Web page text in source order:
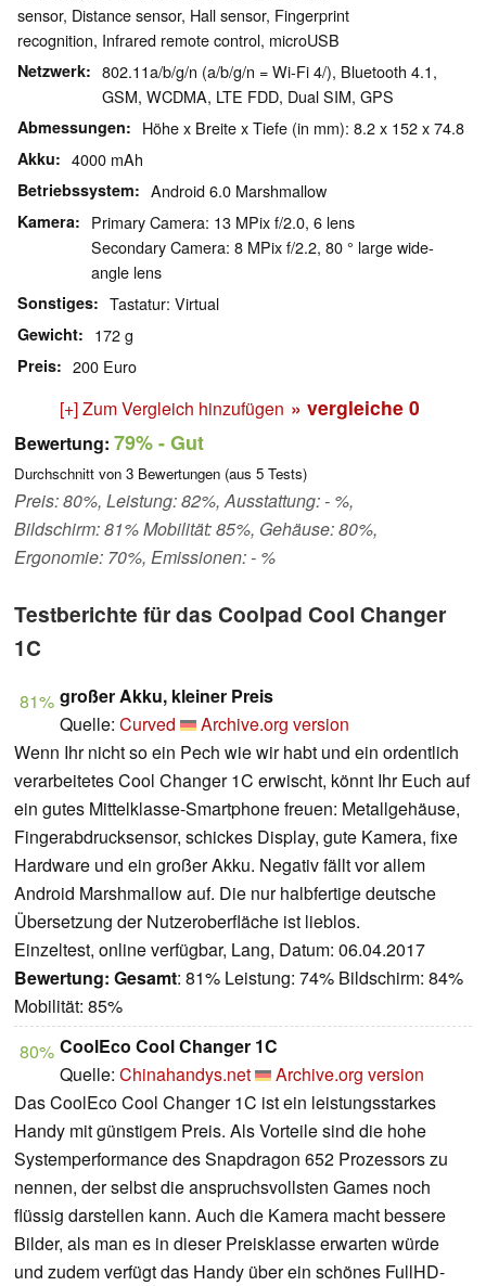
sensor, Distance sensor, Hall sensor, Fingerprint
recognition, Infrared remote control, microUSB
Netzwerk
802.11a/b/g/n (a/b/g/n = Wi-Fi 4/), Bluetooth 4.1,
GSM, WCDMA, LTE FDD, Dual SIM, GPS
Abmessungen Höhe x Breite x Tiefe (in mm): 8.2 x 152 x 74.8
Akku 4000 mAh
Betriebssystem Android 6.0 Marshmallow
Kamera
Primary Camera: 13 MPix f/2.0, 6 lens
Secondary Camera: 8 MPix f/2.2, 80 ° large wide-
angle lens
Sonstiges Tastatur: Virtual
Gewicht 172 g
Preis 200 Euro
[+] Zum Vergleich hinzufügen » vergleiche 0
Bewertung: 79%- Gut
Durchschnitt von 3 Bewertungen (aus 5 Tests)
Preis: 80%, Leistung: 82%, Ausstattung: - %,
Bildschirm: 81% Mobilität: 85%, Gehäuse: 80%,
Ergonomie: 70%, Emissionen: - %
Testberichte für das Coolpad Cool Changer
1C
81% großer Akku, kleiner Preis
Quelle: Curved
Archive.org version
Wenn Ihr nicht so ein Pech wie wir habt und ein ordentlich
verarbeitetes Cool Changer 1C erwischt, könnt Ihr Euch auf
ein gutes Mittelklasse-Smartphone freuen: Metallgehäuse,
Fingerabdrucksensor, schickes Display, gute Kamera, fixe
Hardware und ein großer Akku. Negativ fällt vor allem
Android Marshmallow auf. Die nur halbfertige deutsche
Übersetzung der Nutzeroberfläche ist lieblos.
Einzeltest, online verfügbar, Lang, Datum: 06.04.2017
Bewertung: Gesamt: 81% Leistung: 74% Bildschirm: 84%
Mobilität: 85%
80% CoolEco Cool Changer 1C
Quelle: Chinahandys.net
Archive.org version
Das CoolEco Cool Changer 1C ist ein leistungsstarkes
Handy mit günstigem Preis. Als Vorteile sind die hohe
Systemperformance des Snapdragon 652 Prozessors zu
nennen, der selbst die anspruchsvollsten Games noch
flüssig darstellen kann. Auch die Kamera macht bessere
Bilder, als man es in dieser Preisklasse erwarten würde
und zudem verfügt das Handy über ein schönes FullHD-